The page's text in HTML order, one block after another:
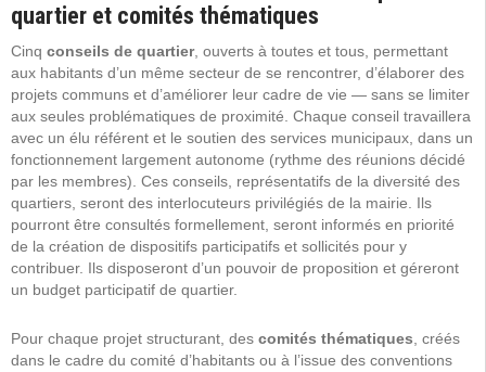
quartier et comités thématiques
Cinq conseils de quartier, ouverts à toutes et tous, permettant
aux habitants d’un même secteur de se rencontrer, d’élaborer des
projets communs et d’améliorer leur cadre de vie — sans se limiter
aux seules problématiques de proximité. Chaque conseil travaillera
avec un élu référent et le soutien des services municipaux, dans un
fonctionnement largement autonome (rythme des réunions décidé
par les membres). Ces conseils, représentatifs de la diversité des
quartiers, seront des interlocuteurs privilégiés de la mairie. Ils
pourront être consultés formellement, seront informés en priorité
de la création de dispositifs participatifs et sollicités pour y
contribuer. Ils disposeront d’un pouvoir de proposition et géreront
un budget participatif de quartier.
Pour chaque projet structurant, des comités thématiques , créés
dans le cadre du comité d’habitants ou à l’issue des conventions